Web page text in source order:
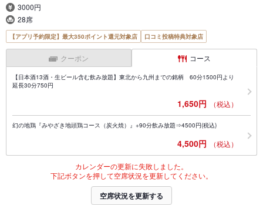
3000円
28席
【アプリ予約限定】最大350ポイント還元対象店 口コミ投稿特典対象店
クーポン コース
【日本酒13酒・生ビール含む飲み放題】東北から九州までの銘柄 60分1500円より
延長30分750円
1,650円 （税込）
幻の地鶏『みやざき地頭鶏コース（炭火焼）』+90分飲み放題⇒4500円(税込)
4,500円 （税込）
カレンダーの更新に失敗しました。
下記ボタンを押して空席状況を更新してください。
空席状況を更新する